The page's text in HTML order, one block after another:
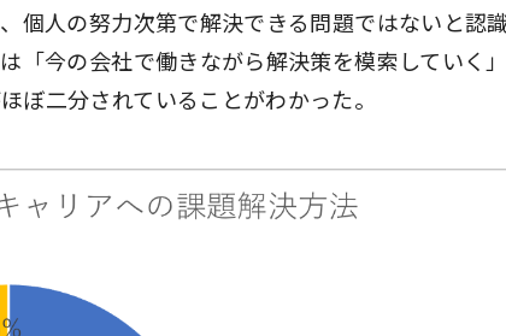
個人の努力次第で解決できる問題ではないと認
「今の会社で働きながら解決策を模索していく
ぼ二分されていることがわかった。